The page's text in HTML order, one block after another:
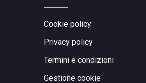
Cookie policy
Privacy policy
Termini e condizioni
Gestione cookie